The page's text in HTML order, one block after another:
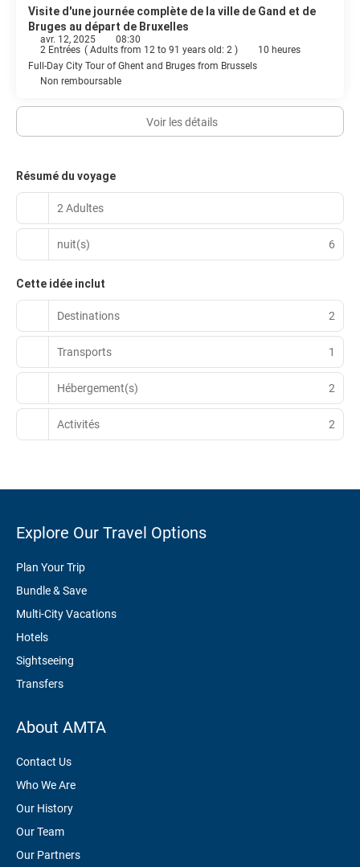
Visite d'une journée complète de la ville de Gand et de
Bruges au départ de Bruxelles
avr. 12, 2025
08:30
2 Entrées ( Adults from 12 to 91 years old: 2 )
10 heures
Full-Day City Tour of Ghent and Bruges from Brussels
Non remboursable
Voir les détails
Résumé du voyage
2 Adultes
nuit(s) 6
Cette idée inclut
Destinations 2
Transports 1
Hébergement(s) 2
Activités 2
Explore Our Travel Options
Plan Your Trip
Bundle & Save
Multi-City Vacations
Hotels
Sightseeing
Transfers
About AMTA
Contact Us
Who We Are
Our History
Our Team
Our Partners